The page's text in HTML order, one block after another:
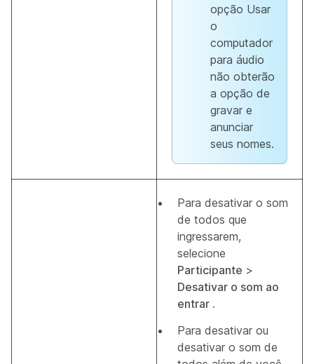
opção Usar
o
computador
para áudio
não obterão
a opção de
gravar e
anunciar
seus nomes.
Para desativar o som
de todos que
ingressarem,
selecione
Participante >
Desativar o som ao
entrar .
Para desativar ou
desativar o som de